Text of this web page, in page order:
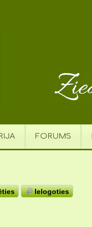
FORUMS
Ielogoties